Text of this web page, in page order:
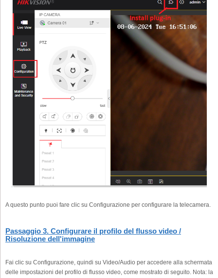
A questo punto puoi fare clic su Configurazione per configurare la telecamera.
Passaggio 3. Configurare il profilo del flusso video /
Risoluzione dell'immagine
Fai clic su Configurazione, quindi su Video/Audio per accedere alla schermata
delle impostazioni del profilo di flusso video, come mostrato di seguito. Nota: la